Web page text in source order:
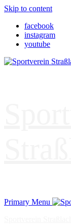
Skip to content
facebook
instagram
youtube
Primary Menu